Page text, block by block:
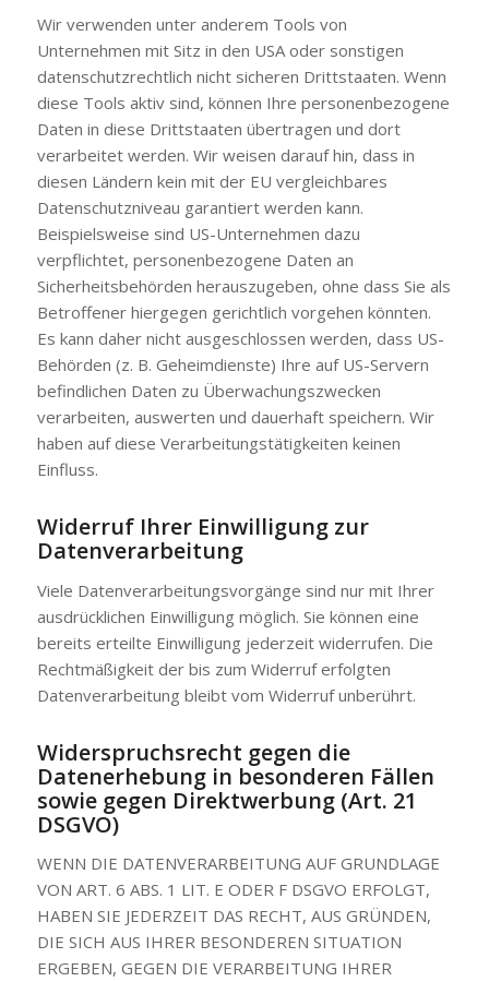
Wir verwenden unter anderem Tools von
Unternehmen mit Sitz in den USA oder sonstigen
datenschutzrechtlich nicht sicheren Drittstaaten. Wenn
diese Tools aktiv sind, können Ihre personenbezogene
Daten in diese Drittstaaten übertragen und dort
verarbeitet werden. Wir weisen darauf hin, dass in
diesen Ländern kein mit der EU vergleichbares
Datenschutzniveau garantiert werden kann.
Beispielsweise sind US-Unternehmen dazu
verpflichtet, personenbezogene Daten an
Sicherheitsbehörden herauszugeben, ohne dass Sie als
Betroffener hiergegen gerichtlich vorgehen könnten.
Es kann daher nicht ausgeschlossen werden, dass US-
Behörden (z. B. Geheimdienste) Ihre auf US-Servern
befindlichen Daten zu Überwachungszwecken
verarbeiten, auswerten und dauerhaft speichern. Wir
haben auf diese Verarbeitungstätigkeiten keinen
Einfluss.
Widerruf Ihrer Einwilligung zur
Datenverarbeitung
Viele Datenverarbeitungsvorgänge sind nur mit Ihrer
ausdrücklichen Einwilligung möglich. Sie können eine
bereits erteilte Einwilligung jederzeit widerrufen. Die
Rechtmäßigkeit der bis zum Widerruf erfolgten
Datenverarbeitung bleibt vom Widerruf unberührt.
Widerspruchsrecht gegen die
Datenerhebung in besonderen Fällen
sowie gegen Direktwerbung (Art. 21
DSGVO)
WENN DIE DATENVERARBEITUNG AUF GRUNDLAGE
VON ART. 6 ABS. 1 LIT. E ODER F DSGVO ERFOLGT,
HABEN SIE JEDERZEIT DAS RECHT, AUS GRÜNDEN,
DIE SICH AUS IHRER BESONDEREN SITUATION
ERGEBEN, GEGEN DIE VERARBEITUNG IHRER